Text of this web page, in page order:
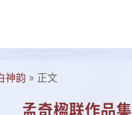
诗书画
神韵 » 正文
孟奇楹联作品集